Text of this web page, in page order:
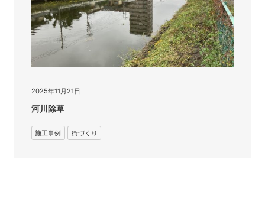
2025年11月21日
河川除草
施工事例 街づくり